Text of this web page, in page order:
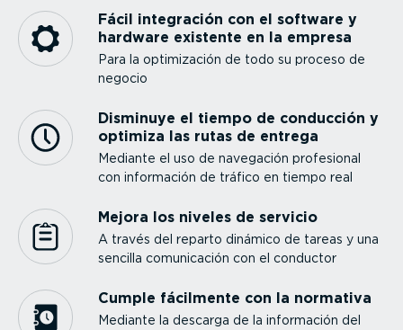
Fácil integración con el software y
hardware existente en la empresa
Para la optimi­zación de todo su proceso de
negocio
Disminuye el tiempo de conducción y
optimiza las rutas de entrega
Mediante el uso de navegación profesional
con información de tráfico en tiempo real
Mejora los niveles de servicio
A través del reparto dinámico de tareas y una
sencilla comuni­cación con el conductor
Cumple fácilmente con la normativa
Mediante la descarga de la información del